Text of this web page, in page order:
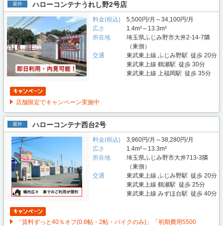
屋外 ハローコンテナうれし野2号店
料金(税込)
5,500円/月～34,100円/月
広さ
1.4m²～13.3m²
所在地
埼玉県ふじみ野市大井2-14-7隣
（東側）
交通
東武東上線 ふじみ野駅 徒歩 20分
東武東上線 鶴瀬駅 徒歩 30分
東武東上線 上福岡駅 徒歩 35分
店舗限定でキャンペーン実施中
屋外 ハローコンテナ西台2号
料金(税込)
3,960円/月～38,280円/月
広さ
1.4m²～13.3m²
所在地
埼玉県ふじみ野市大井713-3隣
（東側）
交通
東武東上線 ふじみ野駅 徒歩 20分
東武東上線 鶴瀬駅 徒歩 25分
東武東上線 みずほ台駅 徒歩 40分
「賃料ずっと40％オフ(0.8帖・2帖・バイクのみ)」「初期費用5500